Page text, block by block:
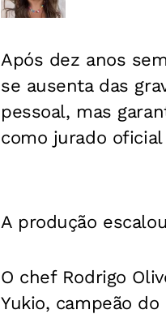
Após dez anos
se ausenta das
pessoal, mas
como jurado
A produção
O chef Rodrigo
Yukio, campeão